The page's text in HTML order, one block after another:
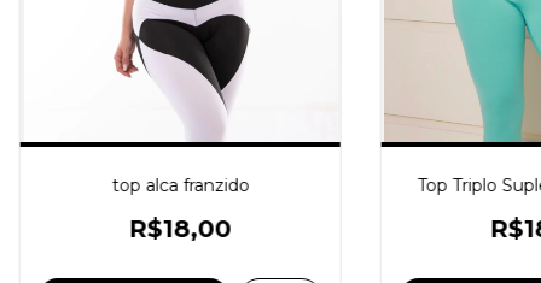
top alca franzido
R$18,00
Top Triplo